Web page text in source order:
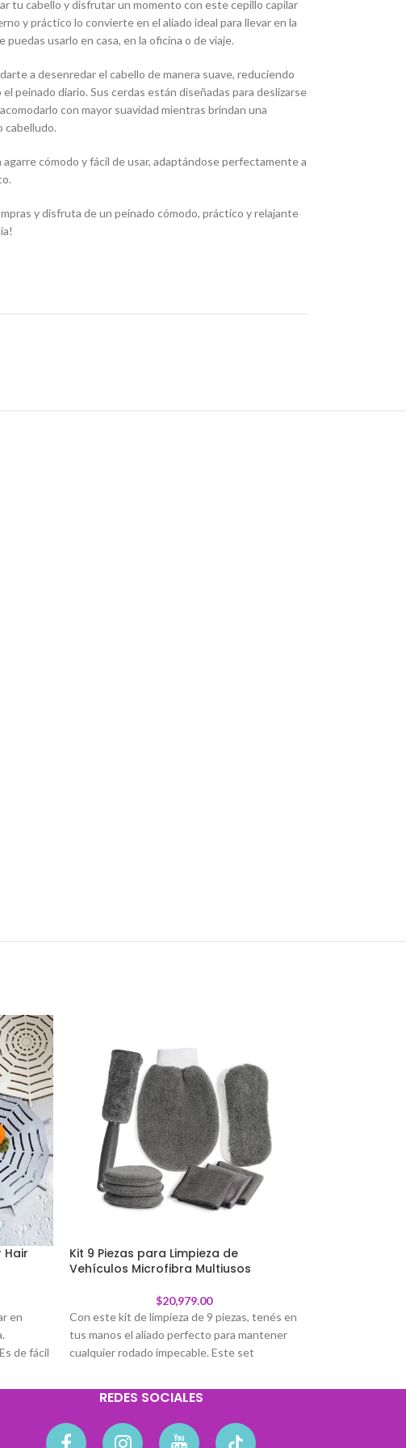
tu cabello y disfrutar un momento con este cepillo capilar
y práctico lo convierte en el aliado ideal para llevar en la
puedas usarlo en casa, en la oficina o de viaje.
a desenredar el cabello de manera suave, reduciendo
peinado diario. Sus cerdas están diseñadas para deslizarse
con mayor suavidad mientras brindan una
cabelludo.
cómodo y fácil de usar, adaptándose perfectamente a
y disfruta de un peinado cómodo, práctico y relajante
Hair
en
de fácil
que
Kit 9 Piezas para Limpieza de
Vehículos Microfibra Multiusos
$20,979.00
Con este kit de limpieza de 9 piezas, tenés en
tus manos el aliado perfecto para mantener
cualquier rodado impecable. Este set
necesitás para una limpieza profesional, tanto
en el interior como en el exterior.
Este kit va más allá de la limpieza de autos. Su
Posee una base
REDES SOCIALES